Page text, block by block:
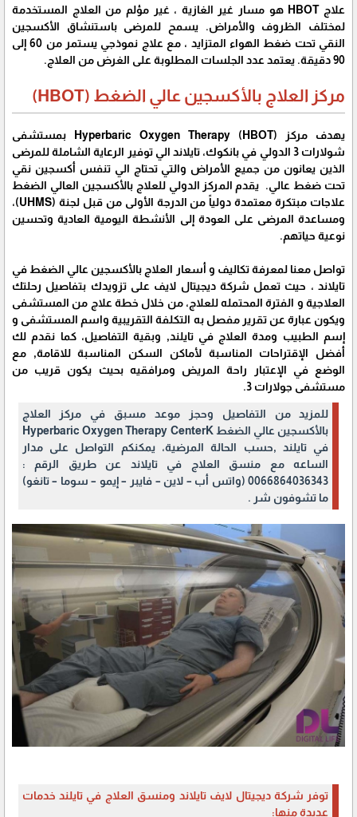
علاج HBOT هو مسار غير الغازية ، غير مؤلم من العلاج المستخدمة
لمختلف الظروف والأمراض. يسمح للمرضى باستنشاق الأكسجين
النقي تحت ضغط الهواء المتزايد ، مع علاج نموذجي يستمر من 60 إلى
90 دقيقة. يعتمد عدد الجلسات المطلوبة على الغرض من العلاج.
مركز العلاج بالأكسجين عالي الضغط (HBOT)
يهدف مركز Hyperbaric Oxygen Therapy (HBOT) بمستشفى
شولارات 3 الدولي في بانكوك، تايلاند الي توفير الرعاية الشاملة للمرضى
الذين يعانون من جميع الأمراض والتي تحتاج الي تنفس أكسجين نقي
تحت ضغط عالي. يقدم المركز الدولي للعلاج بالأكسجين العالي الضغط
علاجات مبتكرة معتمدة دولياً من الدرجة الأولى من قبل لجنة (UHMS)،
ومساعدة المرضى على العودة إلى الأنشطة اليومية العادية وتحسين
نوعية حياتهم.
تواصل معنا لمعرفة تكاليف و أسعار العلاج بالأكسجين عالي الضغط في
تايلاند ، حيث تعمل شركة ديجيتال لايف على تزويدك بتفاصيل رحلتك
العلاجية و الفترة المحتمله للعلاج، من خلال خطة علاج من المستشفى
ويكون عبارة عن تقرير مفصل به التكلفة التقريبية واسم المستشفى و
إسم الطبيب ومدة العلاج في تايلند, وبقية التفاصيل، كما نقدم لك
أفضل الإقتراحات المناسبة لأماكن السكن المناسبة للاقامة, مع
الوضع في الإعتبار راحة المريض ومرافقيه بحيث يكون قريب من
مستشفى جولارات 3.
للمزيد من التفاصيل وحجز موعد مسبق في مركز العلاج
بالأكسجين عالي الضغط Hyperbaric Oxygen Therapy CenterK
في تايلند ,حسب الحالة المرضية، يمكنكم التواصل على مدار
الساعه مع منسق العلاج في تايلاند عن طريق الرقم :
0066864036343 (واتس أب – لاين – فايبر – إيمو – سوما – تانغو)
ما تشوفون شر .
توفر شركة ديجيتال لايف تايلاند ومنسق العلاج في تايلند خدمات
عديدة منها: